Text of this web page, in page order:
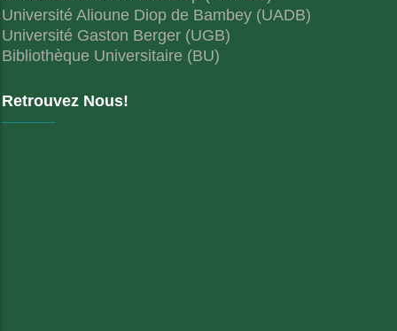
Université Alioune Diop de Bambey (UADB)
Université Gaston Berger (UGB)
Bibliothèque Universitaire (BU)
Retrouvez Nous!